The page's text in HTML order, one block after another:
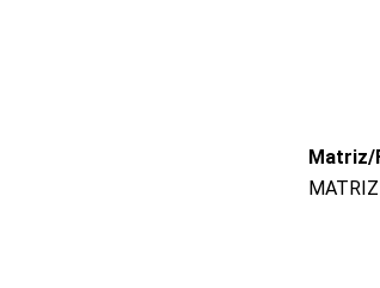
Matriz/
MATRIZ